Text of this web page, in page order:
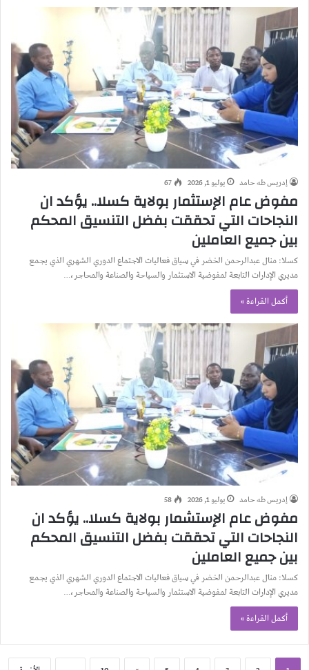
إدريس طه حامد يوليو 1, 2026 67
مفوض عام الإستثمار بولاية كسلا.. يؤكد ان
النجاحات التي تحققت بفضل التنسيق المحكم
بين جميع العاملين
كسلا: منال عبدالرحمن الخضر في سياق فعاليات الاجتماع الدوري الشهري الذي يجمع
مديري الإدارات التابعة لمفوضية الاستثمار والسياحة والصناعة والمحاجر،…
أكمل القراءة »
إدريس طه حامد يوليو 1, 2026 58
مفوض عام الإستشمار بولاية كسلا.. يؤكد ان
النجاحات التي تحققت بفضل التنسيق المحكم
بين جميع العاملين
كسلا: منال عبدالرحمن الخضر في سياق فعاليات الاجتماع الدوري الشهري الذي يجمع
مديري الإدارات التابعة لمفوضية الاستثمار والسياحة والصناعة والمحاجر،…
أكمل القراءة »